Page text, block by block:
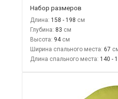
Набор размеров
Длина: 158 - 198
Глубина: 83
Высота: 94
Ширина спального места: 67
Длина спального места: 140 -